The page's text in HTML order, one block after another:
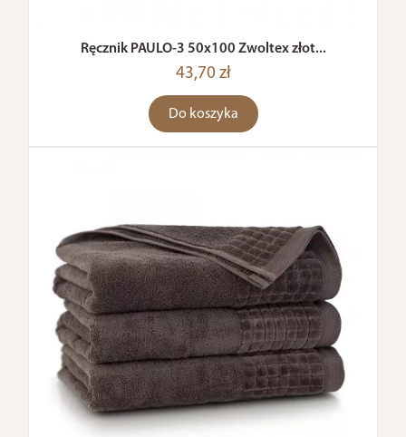
Ręcznik PAULO-3 50x100 Zwoltex złot...
43,70 zł
Do koszyka